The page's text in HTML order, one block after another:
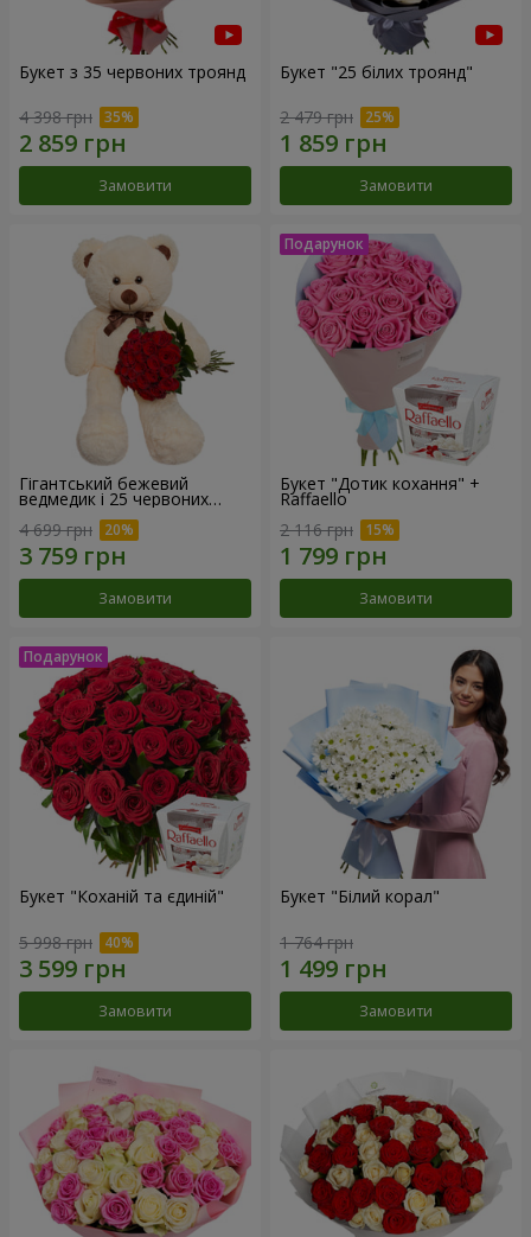
Букет з 35 червоних троянд
4 398 грн
Замовити
Букет "25 білих троянд"
2 479 грн
Замовити
Гігантський бежевий
ведмедик і 25 червоних
троянд
4 699 грн
Замовити
Букет "Дотик кохання" +
Raffaello
2 116 грн
Замовити
Букет "Коханій та єдиній"
5 998 грн
Замовити
Букет "Білий корал"
1 764 грн
Замовити